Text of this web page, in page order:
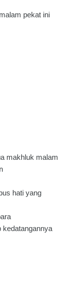
pekat ini
makhluk malam
hati yang
kedatangannya